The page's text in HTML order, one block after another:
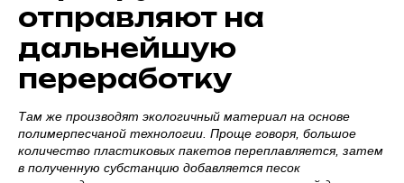
отправляют на
дальнейшую
переработку
Там же производят экологичный материал на основе
полимерпесчаной технологии. Проще говоря, большое
количество пластиковых пакетов переплавляется, затем
в полученную субстанцию добавляется песок